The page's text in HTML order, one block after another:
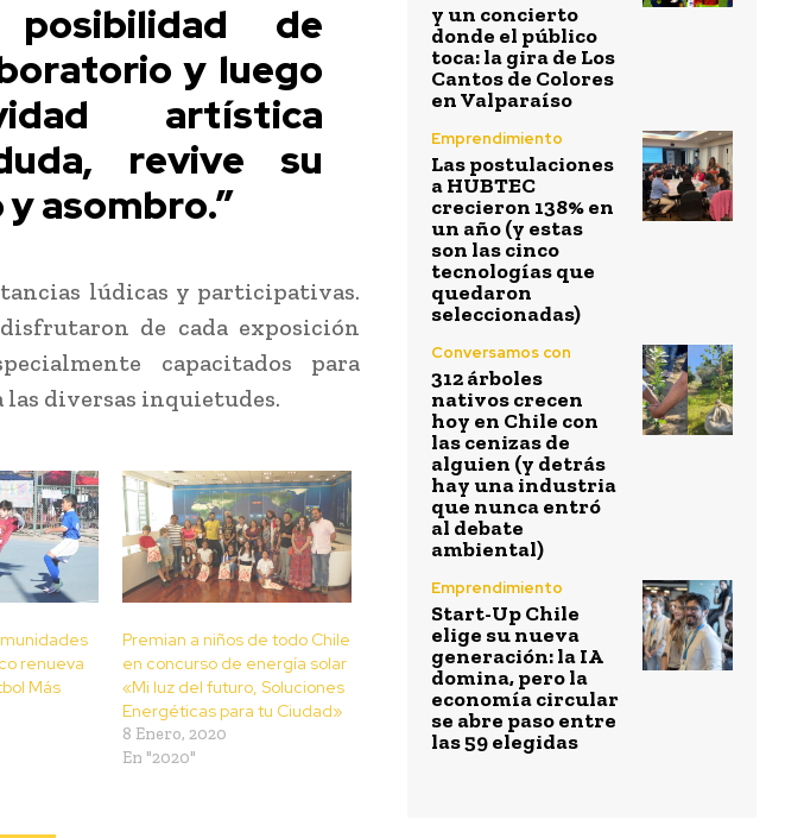
de
y luego
artística
revive su
asombro.”
lúdicas y participativas.
de cada exposición
capacitados para
diversas inquietudes.
renueva
Más
Premian a niños de todo Chile
en concurso de energía solar
«Mi luz del futuro, Soluciones
Energéticas para tu Ciudad»
8 Enero, 2020
En "2020"
y un concierto
donde el público
toca: la gira de Los
Cantos de Colores
en Valparaíso
Emprendimiento
Las postulaciones
a HUBTEC
crecieron 138% en
un año (y estas
son las cinco
tecnologías que
quedaron
seleccionadas)
Conversamos con
312 árboles
nativos crecen
hoy en Chile con
las cenizas de
alguien (y detrás
hay una industria
que nunca entró
al debate
ambiental)
Emprendimiento
Start-Up Chile
elige su nueva
generación: la IA
domina, pero la
economía circular
se abre paso entre
las 59 elegidas